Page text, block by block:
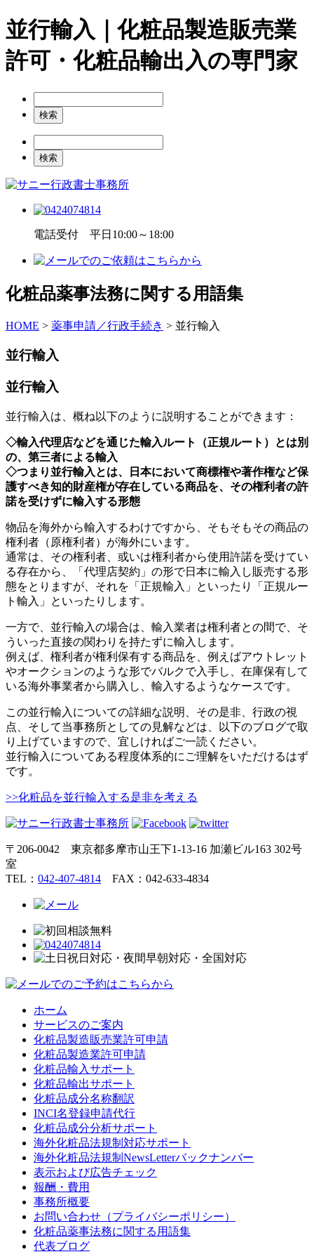
並行輸入｜化粧品製造販売業
許可・化粧品輸出入の専門家
電話受付 平日10:00～18:00
化粧品薬事法務に関する用語集
HOME > 薬事申請／行政手続き > 並行輸入
並行輸入
並行輸入
並行輸入は、概ね以下のように説明することができます：
◇輸入代理店などを通じた輸入ルート（正規ルート）とは別
の、第三者による輸入
◇つまり並行輸入とは、日本において商標権や著作権など保
護すべき知的財産権が存在している商品を、その権利者の許
諾を受けずに輸入する形態
物品を海外から輸入するわけですから、そもそもその商品の
権利者（原権利者）が海外にいます。
通常は、その権利者、或いは権利者から使用許諾を受けてい
る存在から、「代理店契約」の形で日本に輸入し販売する形
態をとりますが、それを「正規輸入」といったり「正規ルー
ト輸入」といったりします。
一方で、並行輸入の場合は、輸入業者は権利者との間で、そ
ういった直接の関わりを持たずに輸入します。
例えば、権利者が権利保有する商品を、例えばアウトレット
やオークションのような形でバルクで入手し、在庫保有して
いる海外事業者から購入し、輸入するようなケースです。
この並行輸入についての詳細な説明、その是非、行政の視
点、そして当事務所としての見解などは、以下のブログで取
り上げていますので、宜しければご一読ください。
並行輸入についてある程度体系的にご理解をいただけるはず
です。
>>化粧品を並行輸入する是非を考える
〒206-0042 東京都多摩市山王下1-13-16 加瀬ビル163 302号
室
TEL： 042-407-4814 FAX：042-633-4834
ホーム
サービスのご案内
化粧品製造販売業許可申請
化粧品製造業許可申請
化粧品輸入サポート
化粧品輸出サポート
化粧品成分名称翻訳
INCI名登録申請代行
化粧品成分分析サポート
海外化粧品法規制対応サポート
海外化粧品法規制NewsLetterバックナンバー
表示および広告チェック
報酬・費用
事務所概要
お問い合わせ（プライバシーポリシー）
化粧品薬事法務に関する用語集
代表ブログ